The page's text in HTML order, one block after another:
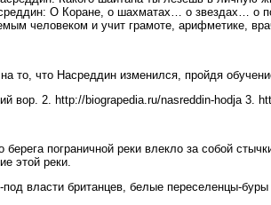
О Коране, о шахматах… о звездах… о
человеком и учит грамоте, арифметике,
то, что Насреддин изменился, пройдя
вор. 2. http://biograpedia.ru/nasreddin-hodja 3.
берега пограничной реки влекло за собой
этой реки.
власти британцев, белые переселенцы-